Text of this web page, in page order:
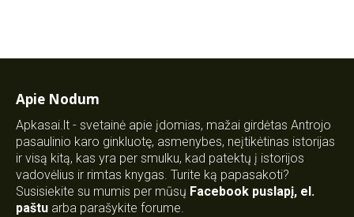
Apie Nodum
Apkasai.lt - svetainė apie įdomias, mažai girdėtas Antrojo
pasaulinio karo ginkluotę, asmenybes, neįtikėtinas istorijas
ir visą kitą, kas yra per smulku, kad patektų į istorijos
vadovėlius ir rimtas knygas. Turite ką papasakoti?
Susisiekite su mumis per mūsų Facebook puslapį, el.
paštu arba parašykite forume.